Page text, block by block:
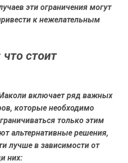
эти ограничения могут
к нежелательным
стоит
включает ряд важных
которые необходимо
только этим
альтернативные решения,
лучше в зависимости от
них: